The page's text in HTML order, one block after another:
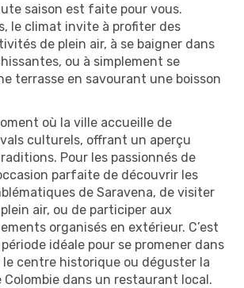
saison est faite pour vous.
le climat invite à profiter des
de plein air, à se baigner dans
ou à simplement se
terrasse en savourant une boisson
où la ville accueille de
culturels, offrant un aperçu
Pour les passionnés de
parfaite de découvrir les
de Saravena, de visiter
air, ou de participer aux
organisés en extérieur. C’est
idéale pour se promener dans
le centre historique ou déguster la
Colombie dans un restaurant local.